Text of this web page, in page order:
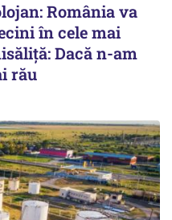
România va
în cele mai
Dacă n-am
rău